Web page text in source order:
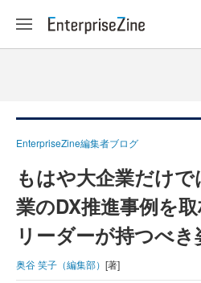
EnterpriseZine編集者ブログ
もはや大企業だけ
業のDX推進事例を取
リーダーが持つべき
奥谷 笑子（編集部） [著]